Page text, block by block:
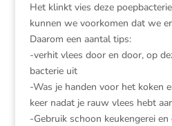
Het klinkt vies deze
kunnen we voorkomen dat we
Daarom een aantal tips:
-verhit vlees door en door, op
bacterie uit
-Was je handen voor het koken
keer nadat je rauw vlees hebt
-Gebruik schoon keukengerei